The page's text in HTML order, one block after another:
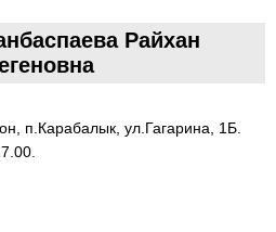
Райхан
п.Карабалык, ул.Гагарина, 1Б.